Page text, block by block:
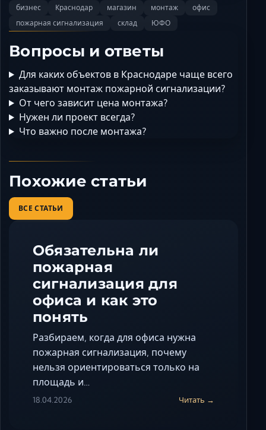
бизнес Краснодар магазин монтаж
офис
пожарная сигнализация
склад ЮФО
Вопросы и ответы
Для каких объектов в Краснодаре чаще всего
заказывают монтаж пожарной сигнализации?
От чего зависит цена монтажа?
Нужен ли проект всегда?
Что важно после монтажа?
Похожие статьи
ВСЕ СТАТЬИ
Обязательна ли
пожарная
сигнализация для
офиса и как это
понять
Разбираем, когда для офиса нужна
пожарная сигнализация, почему
нельзя ориентироваться только на
площадь и…
18.04.2026 Читать →